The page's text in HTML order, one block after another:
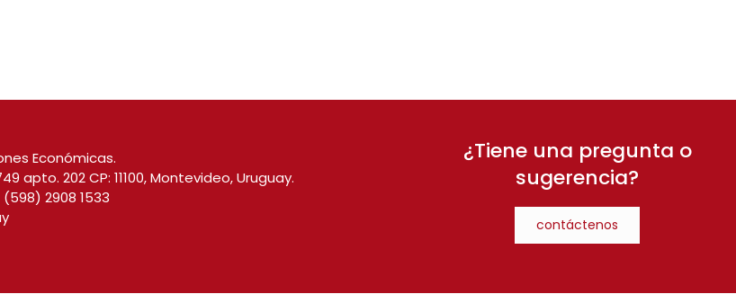
Económicas.
apto. 202 CP: 11100, Montevideo, Uruguay.
(598) 2908 1533
¿Tiene una pregunta o
sugerencia?
contáctenos